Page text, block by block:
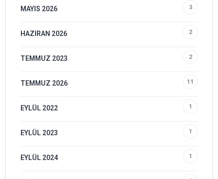
MAYIS 2026 3
HAZIRAN 2026 2
TEMMUZ 2023 2
TEMMUZ 2026 11
EYLÜL 2022 1
EYLÜL 2023 1
EYLÜL 2024 1